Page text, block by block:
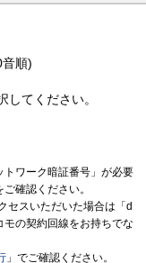
順)
てください。
トワーク暗証番号」が必要
ご確認ください。
セスいただいた場合は「d
の契約回線をお持ちでな
」でご確認ください。